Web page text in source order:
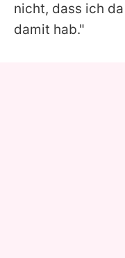
nicht, dass ich
damit hab."